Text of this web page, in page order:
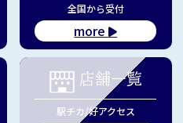
全国から受付
more
店舗一覧
駅チカ/好アクセス